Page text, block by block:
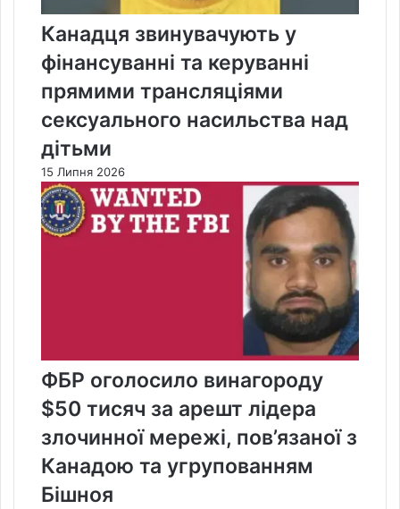
Канадця звинувачують у
фінансуванні та керуванні
прямими трансляціями
сексуального насильства над
дітьми
15 Липня 2026
ФБР оголосило винагороду
$50 тисяч за арешт лідера
злочинної мережі, пов’язаної з
Канадою та угрупованням
Бішноя